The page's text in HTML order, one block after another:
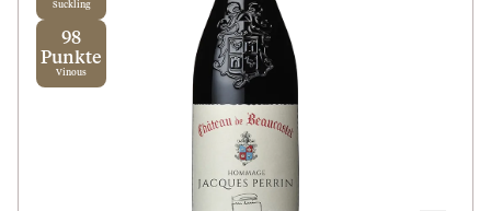
Suckling
98
Punkte
Vinous